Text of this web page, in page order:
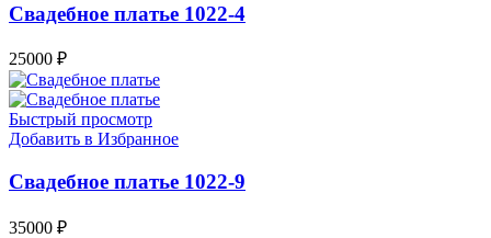
Свадебное платье 1022-4
25000 ₽
Быстрый просмотр
Добавить в Избранное
Свадебное платье 1022-9
35000 ₽